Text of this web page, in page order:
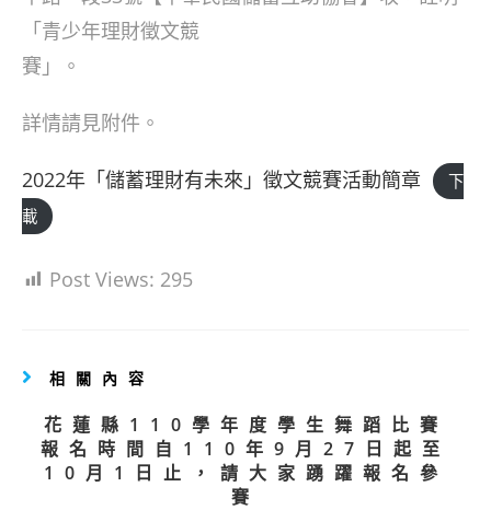
「青少年理財徵文競
賽」。
詳情請見附件。
2022年「儲蓄理財有未來」徵文競賽活動簡章
下
載
Post Views: 295
相關內容
花蓮縣110學年度學生舞蹈比賽
報名時間自110年9月27日起至
10月1日止，請大家踴躍報名參
賽